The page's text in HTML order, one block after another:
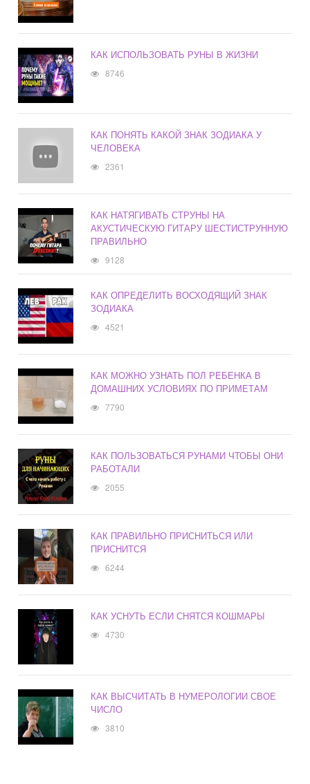
КАК ИСПОЛЬЗОВАТЬ РУНЫ В ЖИЗНИ
8746
КАК ПОНЯТЬ КАКОЙ ЗНАК ЗОДИАКА У
ЧЕЛОВЕКА
2361
КАК НАТЯГИВАТЬ СТРУНЫ НА
АКУСТИЧЕСКУЮ ГИТАРУ ШЕСТИСТРУННУЮ
ПРАВИЛЬНО
9128
КАК ОПРЕДЕЛИТЬ ВОСХОДЯЩИЙ ЗНАК
ЗОДИАКА
4521
КАК МОЖНО УЗНАТЬ ПОЛ РЕБЕНКА В
ДОМАШНИХ УСЛОВИЯХ ПО ПРИМЕТАМ
7790
КАК ПОЛЬЗОВАТЬСЯ РУНАМИ ЧТОБЫ ОНИ
РАБОТАЛИ
2055
КАК ПРАВИЛЬНО ПРИСНИТЬСЯ ИЛИ
ПРИСНИТСЯ
6244
КАК УСНУТЬ ЕСЛИ СНЯТСЯ КОШМАРЫ
4730
КАК ВЫСЧИТАТЬ В НУМЕРОЛОГИИ СВОЕ
ЧИСЛО
3810